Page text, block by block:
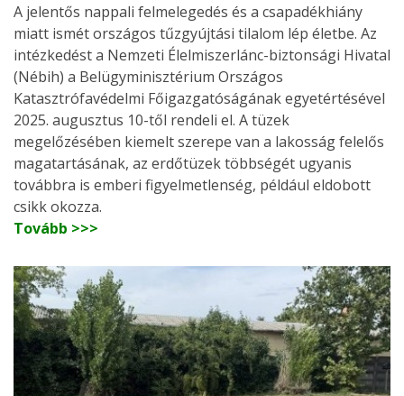
A jelentős nappali felmelegedés és a csapadékhiány
miatt ismét országos tűzgyújtási tilalom lép életbe. Az
intézkedést a Nemzeti Élelmiszerlánc-biztonsági Hivatal
(Nébih) a Belügyminisztérium Országos
Katasztrófavédelmi Főigazgatóságának egyetértésével
2025. augusztus 10-től rendeli el. A tüzek
megelőzésében kiemelt szerepe van a lakosság felelős
magatartásának, az erdőtüzek többségét ugyanis
továbbra is emberi figyelmetlenség, például eldobott
csikk okozza.
Tovább >>>